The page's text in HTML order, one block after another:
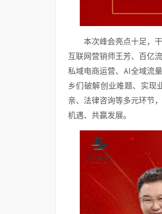
本次峰会亮点十足，
互联网营销师王芳、百亿
私域电商运营、AI全域流
乡们破解创业难题、实现
亲、法律咨询等多元环节
机遇、共赢发展。